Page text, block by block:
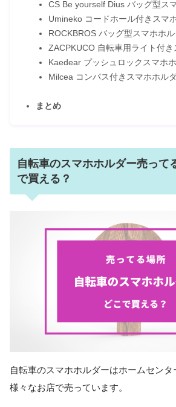
CS Be yourself Dius バッグ型ス
Umineko コードホール付きスマ
ROCKBROS バッグ型スマホホ
ZACPKUCO 自転車用ライト付き
Kaedear プッシュロックスマホ
Milcea コンパス付きスマホホル
まとめ
自転車のスマホホルダー売って
で買える？
自転車のスマホホルダーはホームセン
様々なお店で売っています。